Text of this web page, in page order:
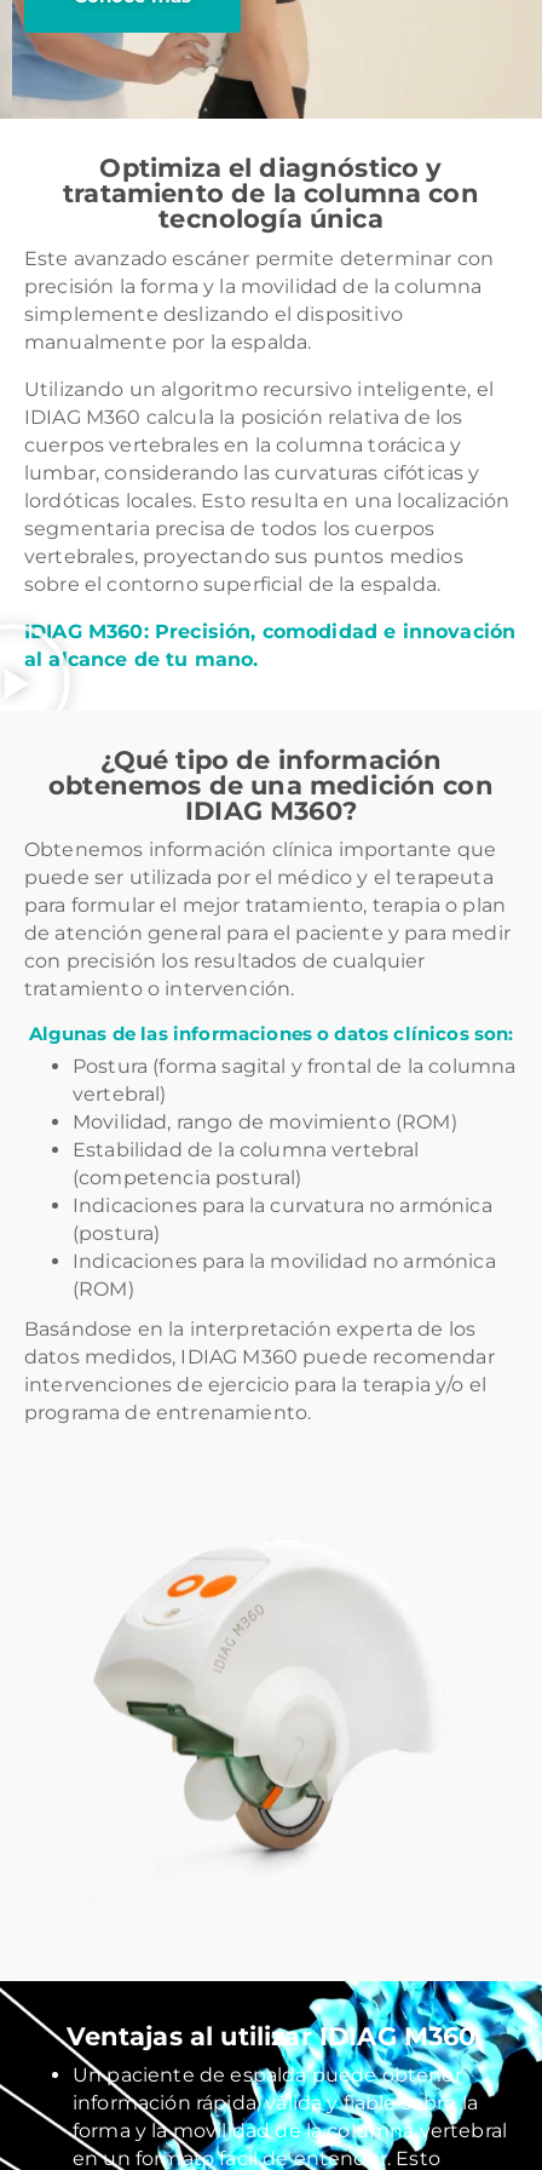
Optimiza el diagnóstico y
tratamiento de la columna con
tecnología única
Este avanzado escáner permite determinar con
precisión la forma y la movilidad de la columna
simplemente deslizando el dispositivo
manualmente por la espalda.
Utilizando un algoritmo recursivo inteligente, el
IDIAG M360 calcula la posición relativa de los
cuerpos vertebrales en la columna torácica y
lumbar, considerando las curvaturas cifóticas y
lordóticas locales. Esto resulta en una localización
segmentaria precisa de todos los cuerpos
vertebrales, proyectando sus puntos medios
sobre el contorno superficial de la espalda.
IDIAG M360: Precisión, comodidad e innovación
al alcance de tu mano.
¿Qué tipo de información
obtenemos de una medición con
IDIAG M360?
Obtenemos información clínica importante que
puede ser utilizada por el médico y el terapeuta
para formular el mejor tratamiento, terapia o plan
de atención general para el paciente y para medir
con precisión los resultados de cualquier
tratamiento o intervención.
Algunas de las informaciones o datos clínicos son:
Postura (forma sagital y frontal de la columna
vertebral)
Movilidad, rango de movimiento (ROM)
Estabilidad de la columna vertebral
(competencia postural)
Indicaciones para la curvatura no armónica
(postura)
Indicaciones para la movilidad no armónica
(ROM)
Basándose en la interpretación experta de los
datos medidos, IDIAG M360 puede recomendar
intervenciones de ejercicio para la terapia y/o el
programa de entrenamiento.
Ventajas al utilizar IDIAG M360
Un paciente de espalda puede obtener
información rápida, válida y fiable sobre la
forma y la movilidad de la columna vertebral
en un formato fácil de entender. Esto